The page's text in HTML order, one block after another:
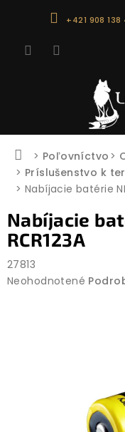
+421 908 138
Domov
Poľovníctvo
Príslušenstvo k
Nabíjacie batérie
Nabíjacie
RCR123A
27813
Priemerné
Neohodnotené